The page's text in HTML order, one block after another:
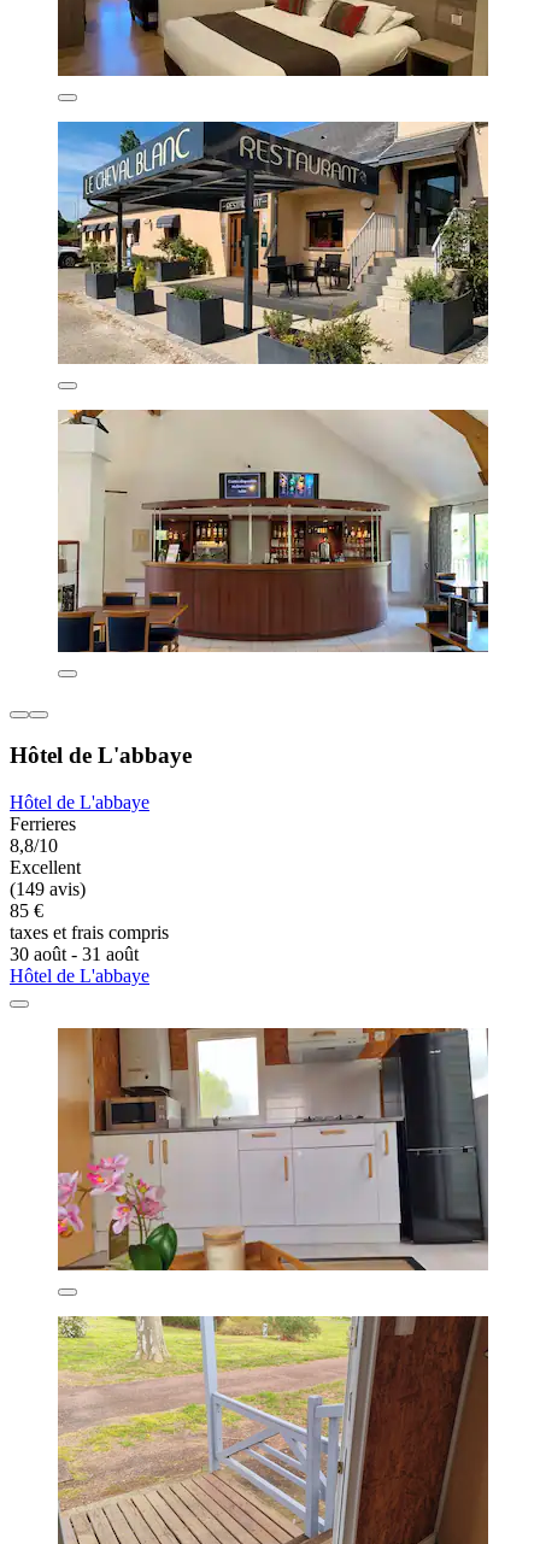
Hôtel de L'abbaye
Hôtel de L'abbaye
Ferrieres
8,8/10
Excellent
(149 avis)
85 €
taxes et frais compris
30 août - 31 août
Hôtel de L'abbaye